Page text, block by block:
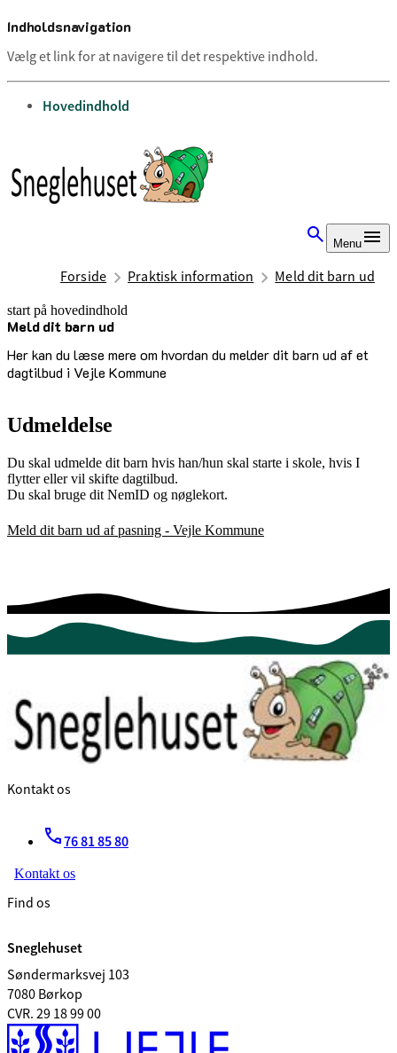
Indholdsnavigation
Vælg et link for at navigere til det respektive indhold.
gå til
Hovedindhold
Menu
Forside Praktisk information Meld dit barn ud
start på hovedindhold
Meld dit barn ud
Her kan du læse mere om hvordan du melder dit barn ud af et
dagtilbud i Vejle Kommune
senest opdateret 11. juli 2025
Udmeldelse
Du skal udmelde dit barn hvis han/hun skal starte i skole, hvis I
flytter eller vil skifte dagtilbud.
Du skal bruge dit NemID og nøglekort.
Meld dit barn ud af pasning - Vejle Kommune
Kontakt os
76 81 85 80
Kontakt os
Find os
Sneglehuset
Søndermarksvej 103
7080 Børkop
CVR. 29 18 99 00